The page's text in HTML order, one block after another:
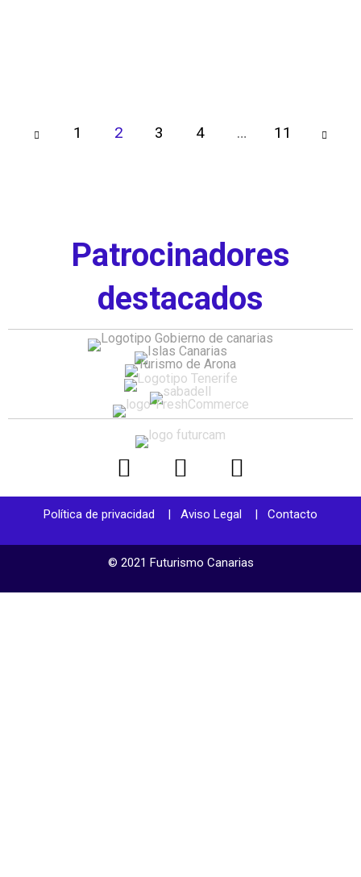
Page
1 2 3 4 … 11
Patrocinadores
destacados
Política de privacidad | Aviso Legal | Contacto
© 2021 Futurismo Canarias